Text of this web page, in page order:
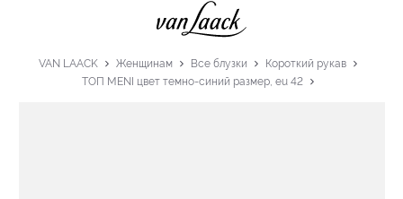
VAN LAACK Женщинам Все блузки
Короткий рукав
ТОП MENI цвет темно-синий размер, eu 42